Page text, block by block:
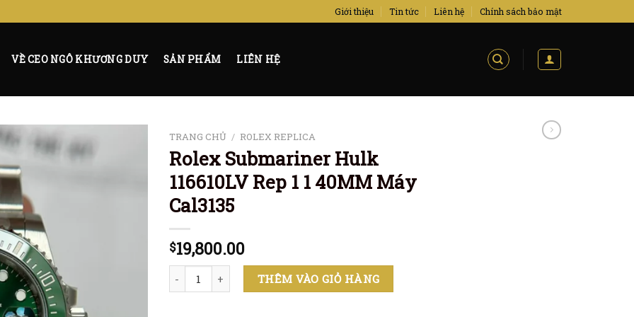
Giới thiệu Tin tức Liên hệ Chính sách bảo mật
VỀ CEO NGÔ KHƯƠNG DUY SẢN PHẨM LIÊN HỆ
TRANG CHỦ / ROLEX REPLICA
Rolex Submariner Hulk
116610LV Rep 1 1 40MM Máy
Cal3135
$19,800.00
Rolex Submariner Hulk 116610LV Rep 1 1 40MM Máy Cal3135 số lượng
THÊM VÀO GIỎ HÀNG